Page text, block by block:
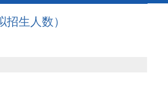
生人数）